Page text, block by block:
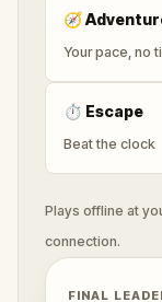
🧭
Your pace, no
⏱ Escape
Beat the clock
Plays offline at
connection.
FINAL